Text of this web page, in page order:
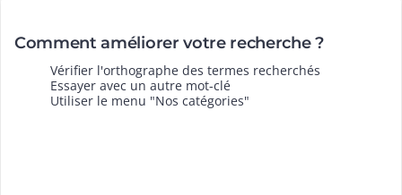
Comment améliorer votre recherche ?
Vérifier l'orthographe des termes recherchés
Essayer avec un autre mot-clé
Utiliser le menu "Nos catégories"